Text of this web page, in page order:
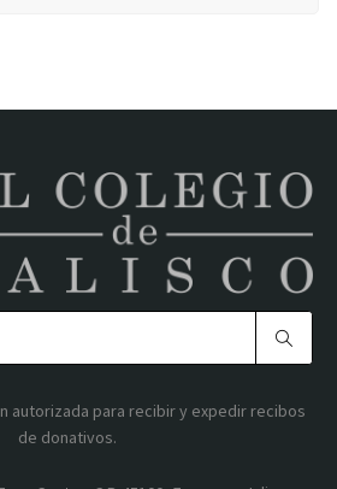
autorizada para recibir y expedir recibos
de donativos.